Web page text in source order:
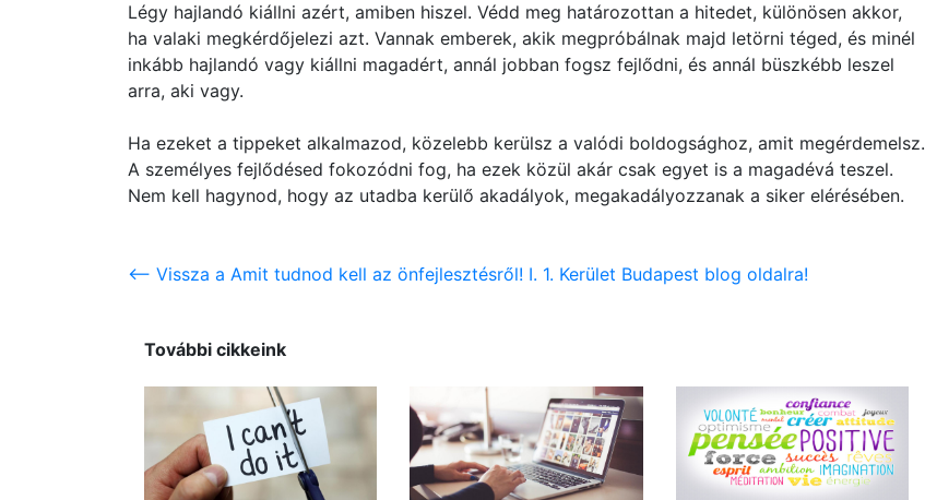
Légy hajlandó kiállni azért, amiben hiszel. Védd meg határozottan a hitedet, különösen akkor,
ha valaki megkérdőjelezi azt. Vannak emberek, akik megpróbálnak majd letörni téged, és minél
inkább hajlandó vagy kiállni magadért, annál jobban fogsz fejlődni, és annál büszkébb leszel
arra, aki vagy.
Ha ezeket a tippeket alkalmazod, közelebb kerülsz a valódi boldogsághoz, amit megérdemelsz.
A személyes fejlődésed fokozódni fog, ha ezek közül akár csak egyet is a magadévá teszel.
Nem kell hagynod, hogy az utadba kerülő akadályok, megakadályozzanak a siker elérésében.
<-- Vissza a Amit tudnod kell az önfejlesztésről! I. 1. Kerület Budapest blog oldalra!
További cikkeink